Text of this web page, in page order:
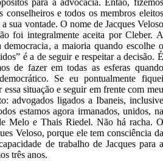
para a advocacia. Então, fizemos
conselheiros e todos os membros eleitos
sua vontade. O nome de Jacques Veloso
foi integralmente aceita por Cleber. A
a maioria quando escolhe o
é a de seguir e respeitar a decisão. É
de fazer em todas as esferas quando
Se eu pontualmente fiquei
situação e seguir em frente com meu
advogados ligados a Ibaneis, inclusive
estamos agora irmanados, unidos, na
Melo e Thais Riedel. Não há racha. O
Veloso, porque ele tem consciência da
de trabalho de Jacques para a
três anos.